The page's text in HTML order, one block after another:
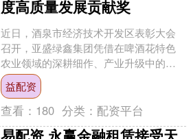
度高质量发展贡献奖
近日，酒泉市经济技术开发区表彰大会
召开，亚盛绿鑫集团凭借在啤酒花特色
农业领域的深耕细作、产业升级中的创
新突破及对区域经济发展的突出贡献，
成功斩获“2025年度高....
益配资
查看： 180 分类： 配资平台
易配资 永赢金融租赁接受天